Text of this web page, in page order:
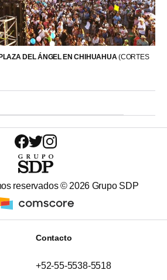
DEL ÁNGEL EN CHIHUAHUA(CORTES
reservados © 2026 Grupo SDP
Contacto
+52-55-5538-5518